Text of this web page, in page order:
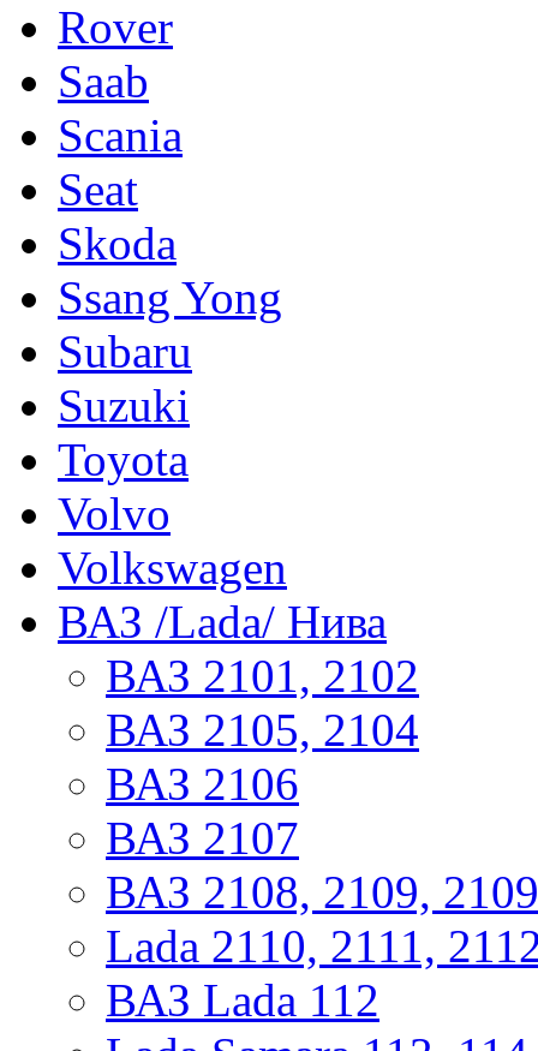
Rover
Saab
Scania
Seat
Skoda
Ssang Yong
Subaru
Suzuki
Toyota
Volvo
Volkswagen
ВАЗ /Lada/ Нива
ВАЗ 2101, 2102
ВАЗ 2105, 2104
ВАЗ 2106
ВАЗ 2107
ВАЗ 2108, 2109,
Lada 2110, 2111,
ВАЗ Lada 112